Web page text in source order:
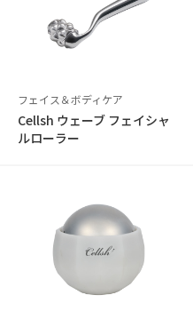
フェイス＆ボディケア
Cellsh ウェーブ フェイシャ
ルローラー